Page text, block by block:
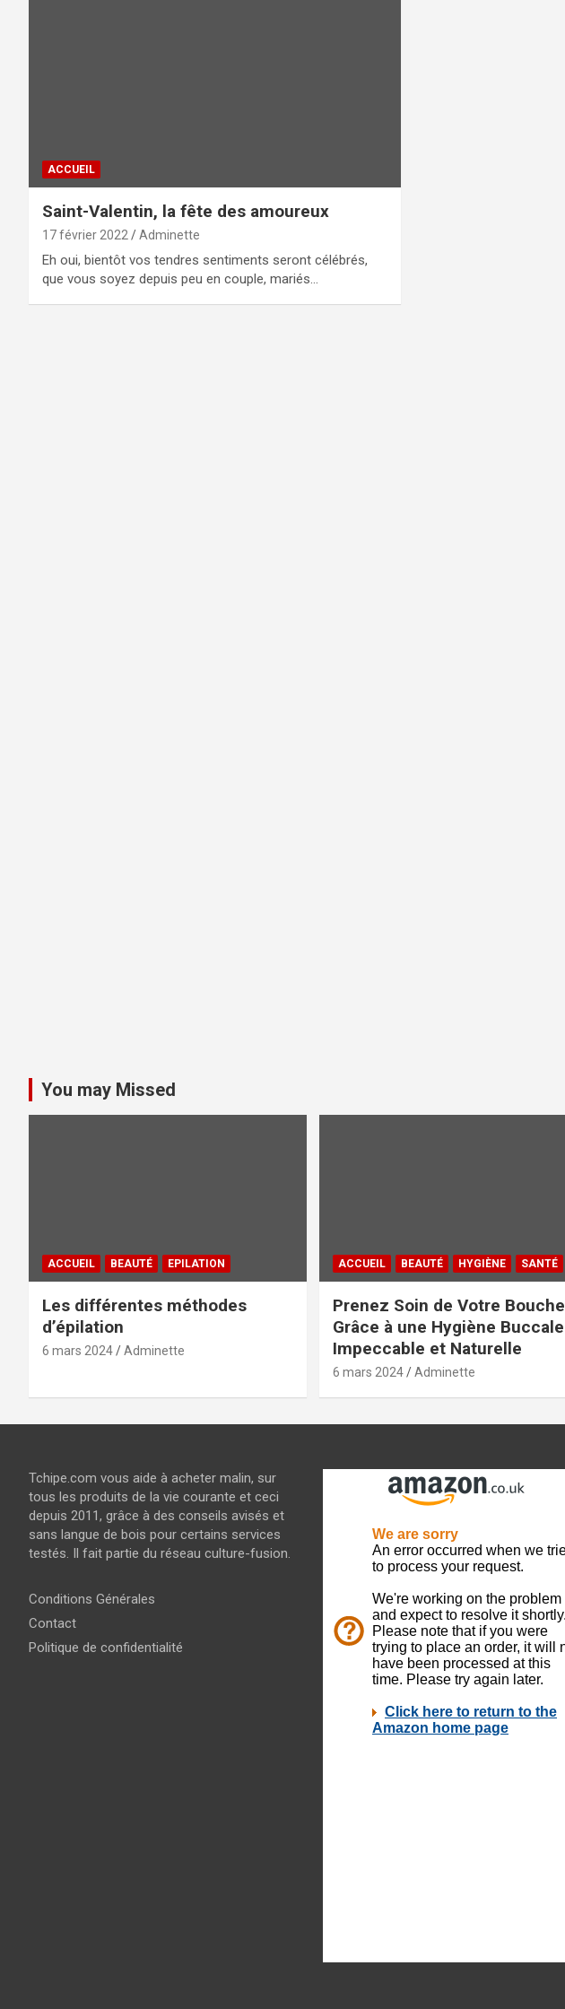
ACCUEIL
Saint-Valentin, la fête des amoureux
17 février 2022 Adminette
Eh oui, bientôt vos tendres sentiments seront célébrés,
que vous soyez depuis peu en couple, mariés…
You may Missed
ACCUEIL BEAUTÉ EPILATION
Les différentes méthodes
d’épilation
6 mars 2024 Adminette
ACCUEIL BEAUTÉ HYGIÈNE SANTÉ
Prenez Soin de Votre Bouche
Grâce à une Hygiène Buccale
Impeccable et Naturelle
6 mars 2024 Adminette
Tchipe.com vous aide à acheter malin, sur
tous les produits de la vie courante et ceci
depuis 2011, grâce à des conseils avisés et
sans langue de bois pour certains services
testés. Il fait partie du réseau culture-fusion.
Conditions Générales
Contact
Politique de confidentialité